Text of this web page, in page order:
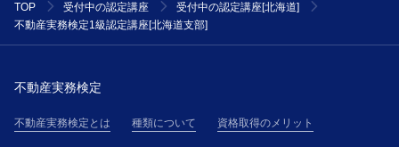
第２条(提供サービス)
第３条(受講料金等)
に承諾通知記載の方法により、本サイト上その他で主
TOP 受付中の認定講座
受付中の認定講座[北海道]
不動産実務検定1級認定講座[北海道支部]
不動産実務検定
不動産実務検定とは 種類について 資格取得のメリット